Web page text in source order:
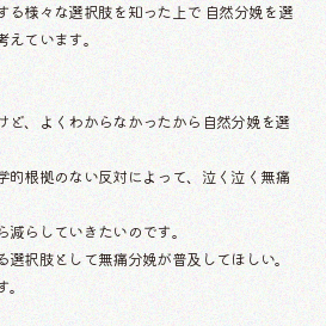
る様々な選択肢を知った上で 自然分娩を選
ています。
ど、よくわからなかったから自然分娩を選
的根拠のない反対によって、泣く泣く無痛
らしていきたいのです。
選択肢として無痛分娩が普及してほしい。